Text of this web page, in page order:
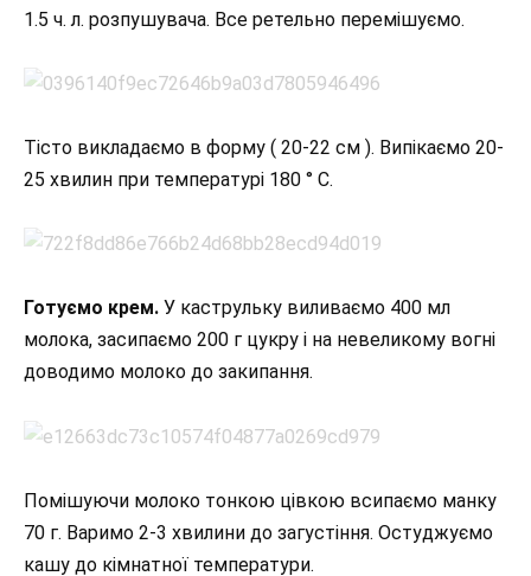
1.5 ч. л. розпушувача. Все ретельно перемішуємо.
Тісто викладаємо в форму ( 20-22 см ). Випікаємо 20-
25 хвилин при температурі 180 ° C.
Готуємо крем. У каструльку виливаємо 400 мл
молока, засипаємо 200 г цукру і на невеликому вогні
доводимо молоко до закипання.
Помішуючи молоко тонкою цівкою всипаємо манку
70 г. Варимо 2-3 хвилини до загустіння. Остуджуємо
кашу до кімнатної температури.